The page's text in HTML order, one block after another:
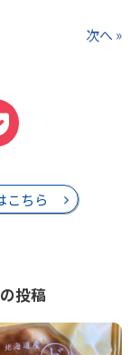
次へ »
こちら
投稿